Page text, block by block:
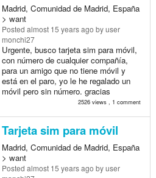
Madrid, Comunidad de Madrid, España
> want
Posted almost 15 years ago by user
monchi27
Urgente, busco tarjeta sim para móvil,
con número de cualquier compañía,
para un amigo que no tiene móvil y
está en el paro, yo le he regalado un
móvil pero sin número. gracias
2526 views , 1 comment
Tarjeta sim para móvil
Madrid, Comunidad de Madrid, España
> want
Posted almost 15 years ago by user